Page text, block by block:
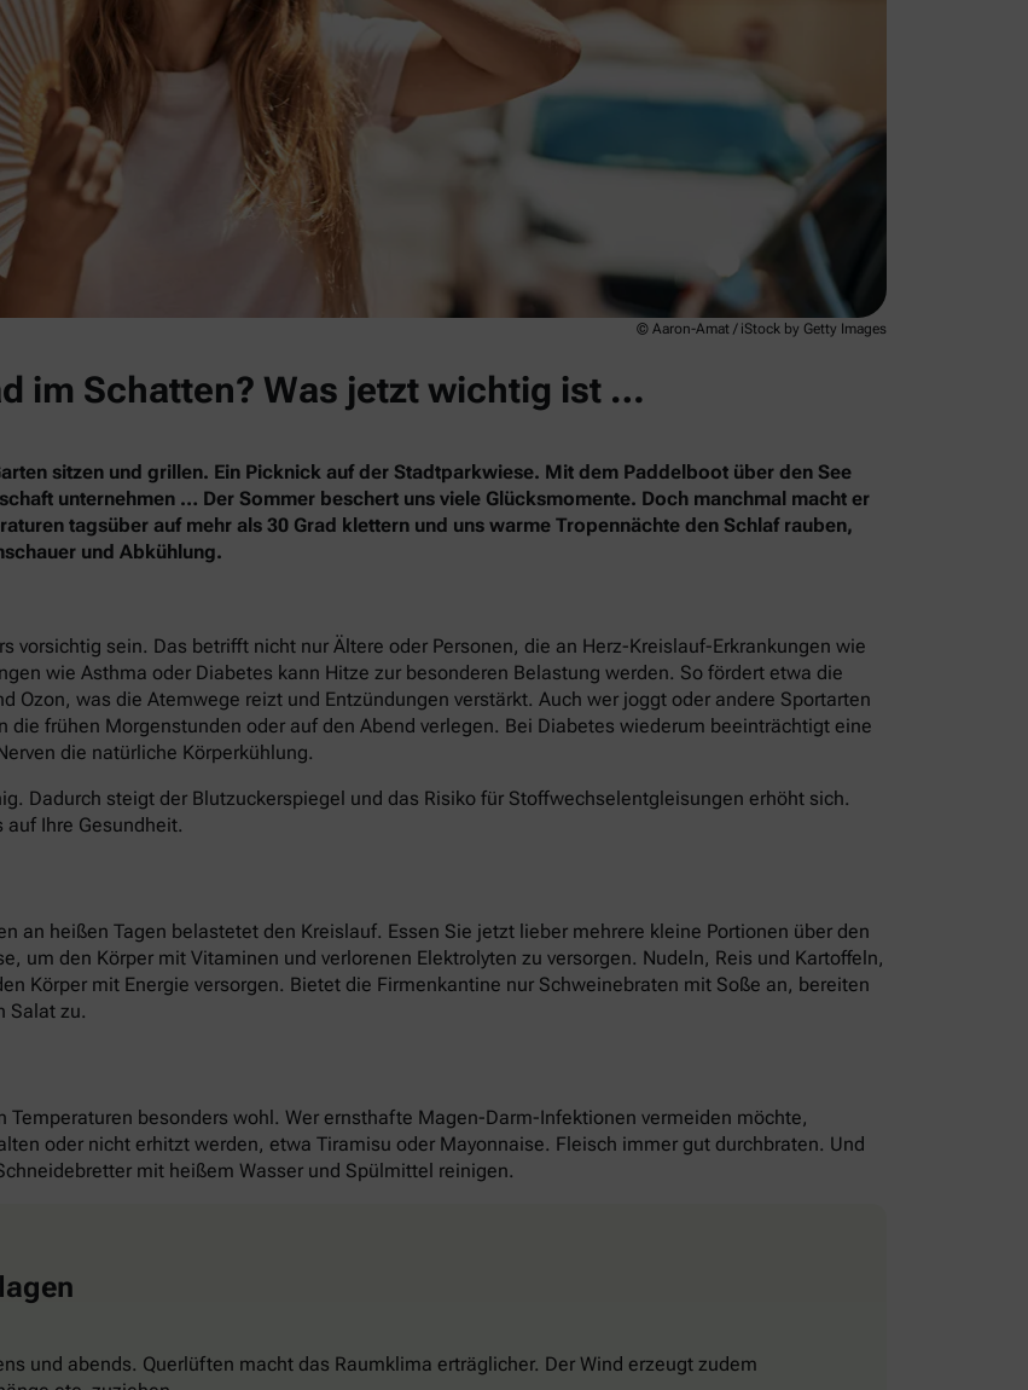
© Aaron-Amat / iStock by Getty Images
im Schatten? Was jetzt wichtig ist …
sitzen und grillen. Ein Picknick auf der Stadtparkwiese. Mit dem Paddelboot über den See
unternehmen … Der Sommer beschert uns viele Glücksmomente. Doch manchmal macht er
tagsüber auf mehr als 30 Grad klettern und uns warme Tropennächte den Schlaf rauben,
und Abkühlung.
vorsichtig sein. Das betrifft nicht nur Ältere oder Personen, die an Herz-Kreislauf-Erkrankungen wie
wie Asthma oder Diabetes kann Hitze zur besonderen Belastung werden. So fördert etwa die
Ozon, was die Atemwege reizt und Entzündungen verstärkt. Auch wer joggt oder andere Sportarten
frühen Morgenstunden oder auf den Abend verlegen. Bei Diabetes wiederum beeinträchtigt eine
die natürliche Körperkühlung.
Dadurch steigt der Blutzuckerspiegel und das Risiko für Stoffwechselentgleisungen erhöht sich.
Ihre Gesundheit.
an heißen Tagen belastetet den Kreislauf. Essen Sie jetzt lieber mehrere kleine Portionen über den
um den Körper mit Vitaminen und verlorenen Elektrolyten zu versorgen. Nudeln, Reis und Kartoffeln,
Körper mit Energie versorgen. Bietet die Firmenkantine nur Schweinebraten mit Soße an, bereiten
Salat zu.
besonders wohl. Wer ernsthafte Magen-Darm-Infektionen vermeiden möchte,
oder nicht erhitzt werden, etwa Tiramisu oder Mayonnaise. Fleisch immer gut durchbraten. Und
mit heißem Wasser und Spülmittel reinigen.
und abends. Querlüften macht das Raumklima erträglicher. Der Wind erzeugt zudem